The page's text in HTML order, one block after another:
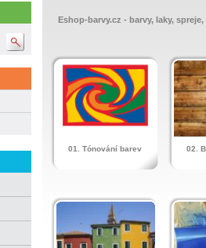
Eshop-barvy.cz - barvy, laky,
01. Tónování barev 02.